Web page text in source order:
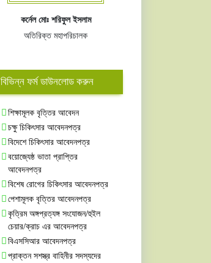
কর্নেল মোঃ শরিফুল ইসলাম
অতিরিক্ত মহাপরিচালক
বিভিন্ন ফর্ম ডাউনলোড করুন
শিক্ষামূলক বৃত্তির আবেদন
চক্ষু চিকিৎসার আবেদনপত্র
বিদেশে চিকিৎসার আবেদনপত্র
বয়োজ্যেষ্ঠ ভাতা প্রাপ্তির
আবেদনপত্র
বিশেষ রোগের চিকিৎসার আবেদনপত্র
পেশামূলক বৃত্তির আবেদনপত্র
কৃত্রিম অঙ্গপ্রত্যঙ্গ সংযোজন/হুইল
চেয়ার/ক্রাচ এর আবেদনপত্র
বিএসসিআর আবেদনপত্র
প্রাক্তন সশস্ত্র বাহিনীর সদস্যদের